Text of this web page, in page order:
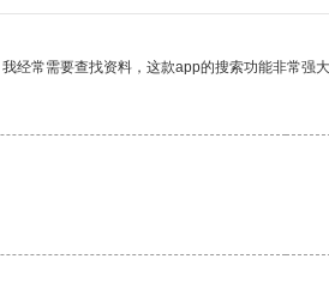
经常需要查找资料，这款app的搜索功能非常强